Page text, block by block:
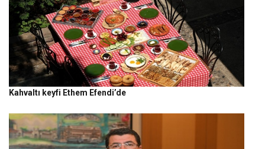
Kahvaltı keyfi Ethem Efendi’de